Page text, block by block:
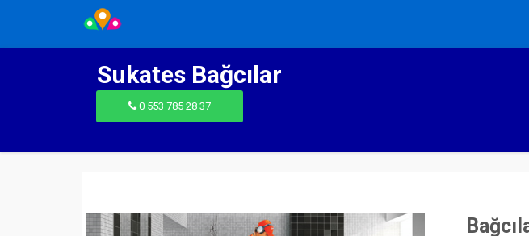
Sukates Bağcılar
0 553 785 28 37